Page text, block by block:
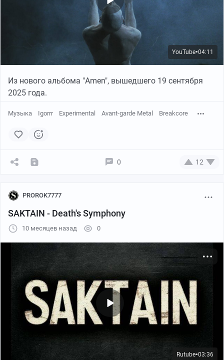
YouTube
YouTube●04:11
Из нового альбома "Amen", вышедшего 19 сентября
2025 года.
Музыка Igorrr Experimental Avant-garde Metal Breakcore
0 12
PROROK7777
SAKTAIN - Death's Symphony
10 месяцев назад 0
Rutube●03:36